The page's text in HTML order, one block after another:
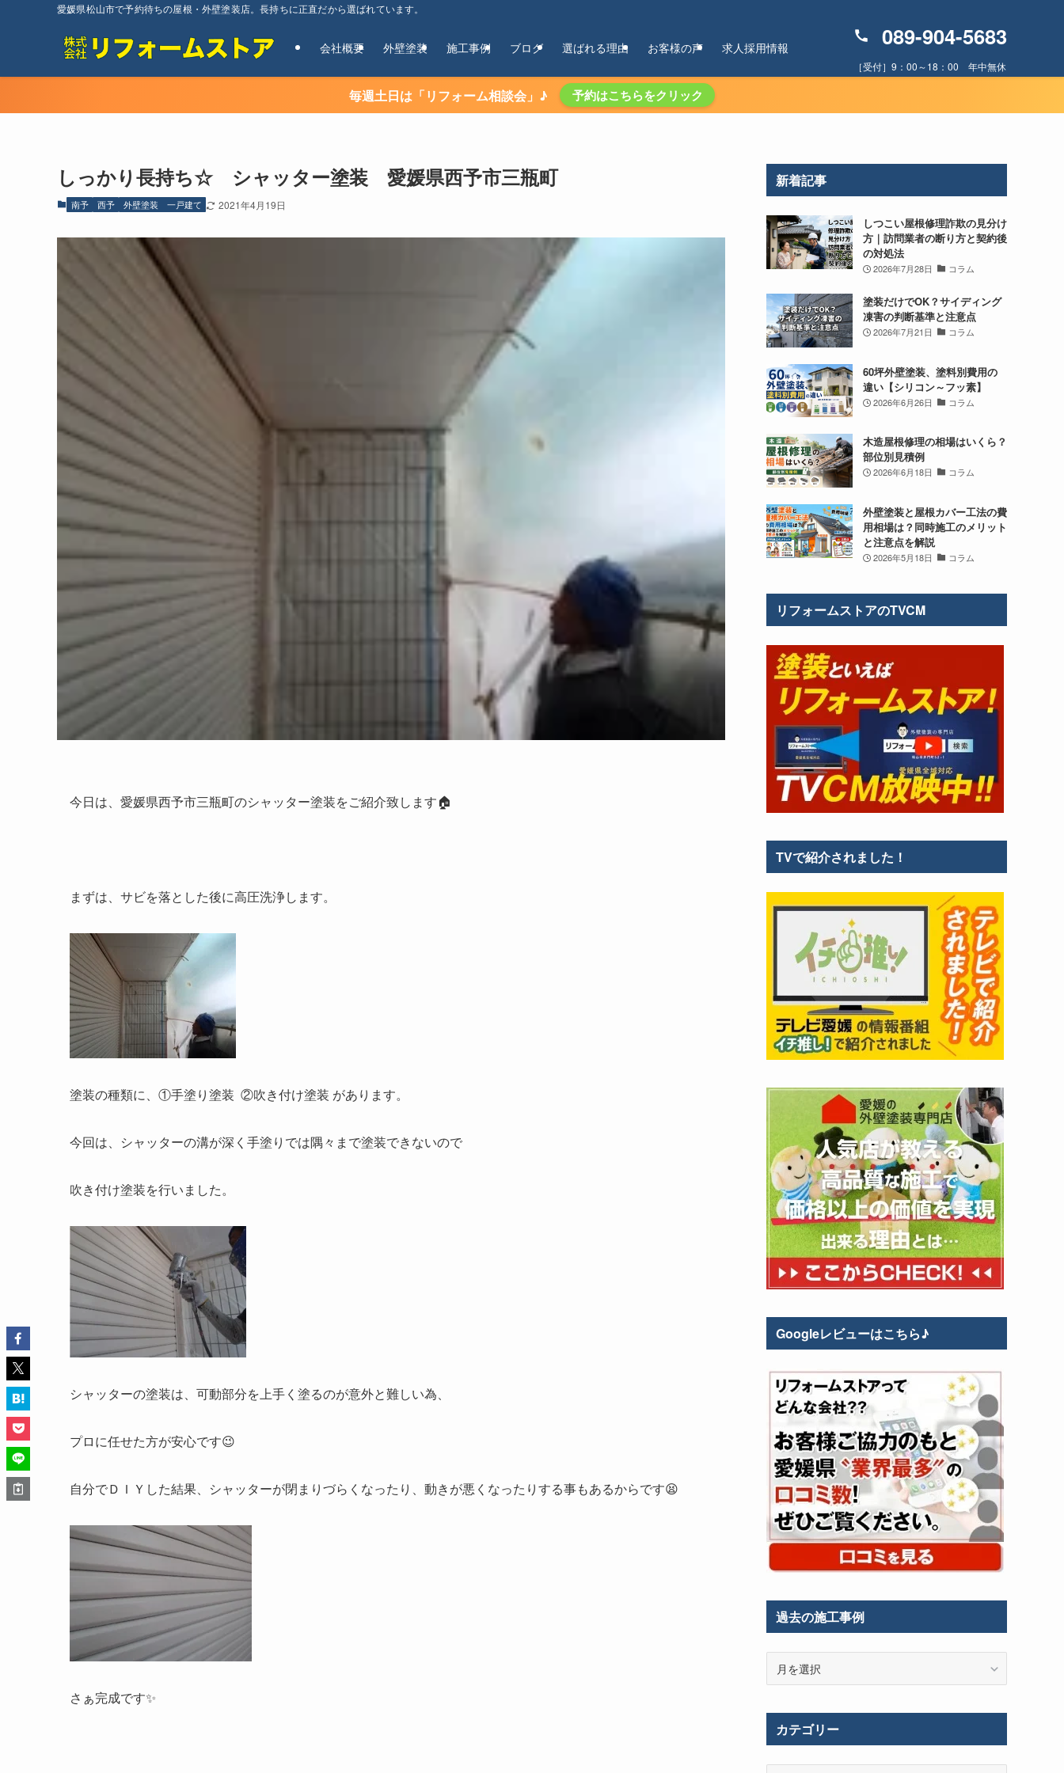
愛媛県松山市で予約待ちの屋根・外壁塗装店。長持ちに正直だから選ばれています。
会社概要 外壁塗装 施工事例 ブログ 選ばれる理由 お客様の声 求人採用情報 089-904-5683
［受付］9：00～18：00 年中無休
毎週土日は「リフォーム相談会」♪ 予約はこちらをクリック
しっかり長持ち☆ シャッター塗装 愛媛県西予市三瓶町
南予 西予 外壁塗装 一戸建て 2021年4月19日
今日は、愛媛県西予市三瓶町のシャッター塗装をご紹介致します🏠
まずは、サビを落とした後に高圧洗浄します。
塗装の種類に、①手塗り塗装 ②吹き付け塗装 があります。
今回は、シャッターの溝が深く手塗りでは隅々まで塗装できないので
吹き付け塗装を行いました。
シャッターの塗装は、可動部分を上手く塗るのが意外と難しい為、
プロに任せた方が安心です😉
自分でＤＩＹした結果、シャッターが閉まりづらくなったり、動きが悪くなったりする事もあるからです😫
さぁ完成です✨
新着記事
しつこい屋根修理詐欺の見分け
方｜訪問業者の断り方と契約後
の対処法
2026年7月28日 コラム
塗装だけでOK？サイディング
凍害の判断基準と注意点
2026年7月21日 コラム
60坪外壁塗装、塗料別費用の
違い【シリコン～フッ素】
2026年6月26日 コラム
木造屋根修理の相場はいくら？
部位別見積例
2026年6月18日 コラム
外壁塗装と屋根カバー工法の費
用相場は？同時施工のメリット
と注意点を解説
2026年5月18日 コラム
リフォームストアのTVCM
TVで紹介されました！
Googleレビューはこちら♪
過去の施工事例
施
事
例
カテゴリー